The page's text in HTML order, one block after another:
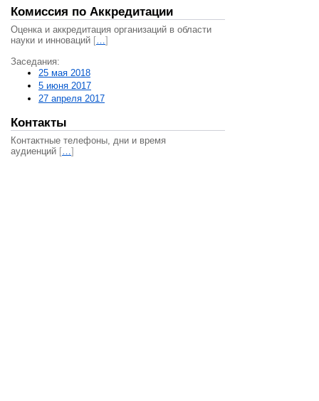
Комиссия по Аккредитации
Оценка и аккредитация организаций в области
науки и инноваций […]
Заседания:
25 мая 2018
5 июня 2017
27 апреля 2017
Контакты
Контактные телефоны, дни и время
аудиенций […]